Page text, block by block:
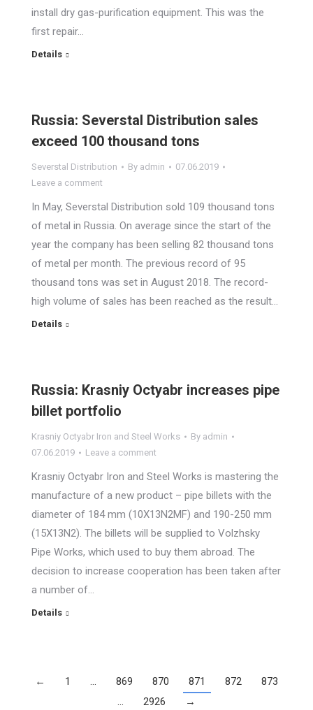
install dry gas-purification equipment. This was the
first repair…
Details
Russia: Severstal Distribution sales
exceed 100 thousand tons
Severstal Distribution By admin
07.06.2019
Leave a comment
In May, Severstal Distribution sold 109 thousand tons
of metal in Russia. On average since the start of the
year the company has been selling 82 thousand tons
of metal per month. The previous record of 95
thousand tons was set in August 2018. The record-
high volume of sales has been reached as the result…
Details
Russia: Krasniy Octyabr increases pipe
billet portfolio
Krasniy Octyabr Iron and Steel Works By admin
07.06.2019
Leave a comment
Krasniy Octyabr Iron and Steel Works is mastering the
manufacture of a new product – pipe billets with the
diameter of 184 mm (10X13N2MF) and 190-250 mm
(15X13N2). The billets will be supplied to Volzhsky
Pipe Works, which used to buy them abroad. The
decision to increase cooperation has been taken after
a number of…
Details
← 1 … 869 870 871 872
873
…
2926 →